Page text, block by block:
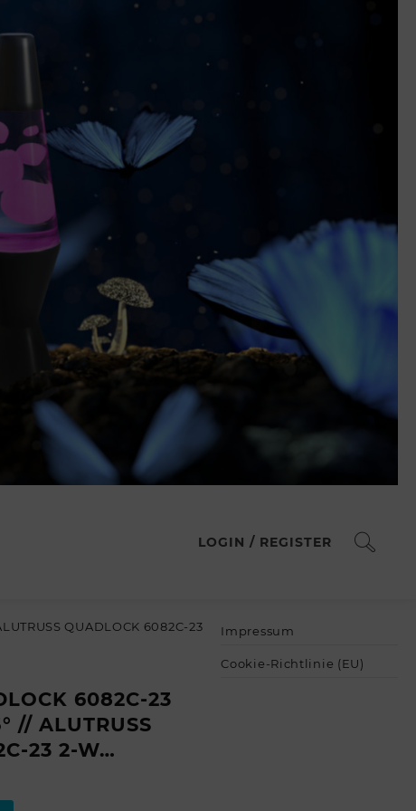
LOGIN / REGISTER
QUADLOCK 6082C-23
6082C-23
// ALUTRUSS
23 2-W…
Impressum
Cookie-Richtlinie (EU)